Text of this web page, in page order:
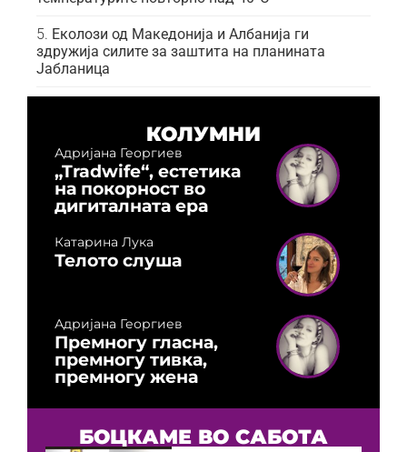
Еколози од Македонија и Албанија ги
здружија силите за заштита на планината
Јабланица
КОЛУМНИ
Адријана Георгиев
„Tradwife“, естетика
на покорност во
дигиталната ера
Катарина Лука
Телото слуша
Адријана Георгиев
Премногу гласна,
премногу тивка,
премногу жена
БОЦКАМЕ ВО САБОТА